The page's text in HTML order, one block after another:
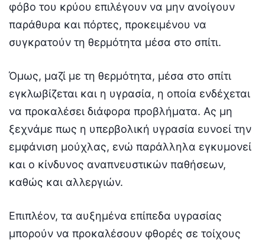
φόβο του κρύου επιλέγουν να μην ανοίγουν
παράθυρα και πόρτες, προκειμένου να
συγκρατούν τη θερμότητα μέσα στο σπίτι.
Όμως, μαζί με τη θερμότητα, μέσα στο σπίτι
εγκλωβίζεται και η υγρασία, η οποία ενδέχεται
να προκαλέσει διάφορα προβλήματα. Ας μη
ξεχνάμε πως η υπερβολική υγρασία ευνοεί την
εμφάνιση μούχλας, ενώ παράλληλα εγκυμονεί
και ο κίνδυνος αναπνευστικών παθήσεων,
καθώς και αλλεργιών.
Επιπλέον, τα αυξημένα επίπεδα υγρασίας
μπορούν να προκαλέσουν φθορές σε τοίχους